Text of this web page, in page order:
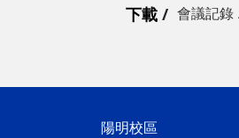
下載 會議記錄
陽明校區